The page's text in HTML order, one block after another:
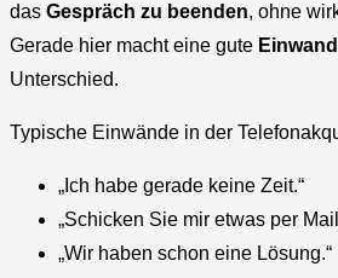
das Gespräch zu beenden, ohne
Gerade hier macht eine gute
Unterschied.
Typische Einwände in der
„Ich habe gerade keine Zeit.“
„Schicken Sie mir etwas per
„Wir haben schon eine Lösung.“